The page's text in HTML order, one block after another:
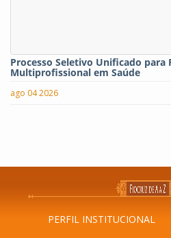
Processo Seletivo Unificado para
Multiprofissional em Saúde
ago 04 2026
PERFIL INSTITUCIONAL